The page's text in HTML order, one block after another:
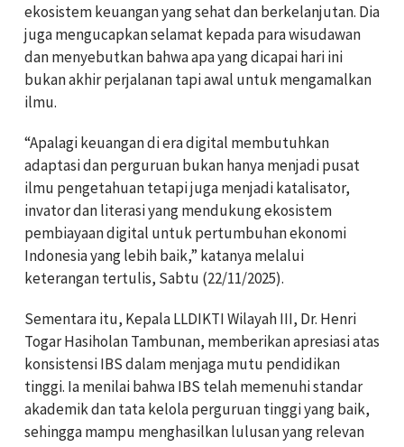
ekosistem keuangan yang sehat dan berkelanjutan. Dia
juga mengucapkan selamat kepada para wisudawan
dan menyebutkan bahwa apa yang dicapai hari ini
bukan akhir perjalanan tapi awal untuk mengamalkan
ilmu.
“Apalagi keuangan di era digital membutuhkan
adaptasi dan perguruan bukan hanya menjadi pusat
ilmu pengetahuan tetapi juga menjadi katalisator,
invator dan literasi yang mendukung ekosistem
pembiayaan digital untuk pertumbuhan ekonomi
Indonesia yang lebih baik,” katanya melalui
keterangan tertulis, Sabtu (22/11/2025).
Sementara itu, Kepala LLDIKTI Wilayah III, Dr. Henri
Togar Hasiholan Tambunan, memberikan apresiasi atas
konsistensi IBS dalam menjaga mutu pendidikan
tinggi. Ia menilai bahwa IBS telah memenuhi standar
akademik dan tata kelola perguruan tinggi yang baik,
sehingga mampu menghasilkan lulusan yang relevan